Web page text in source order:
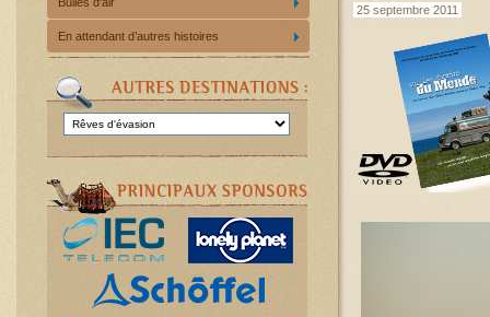
En attendant d’autres histoires
25 septembre 2011